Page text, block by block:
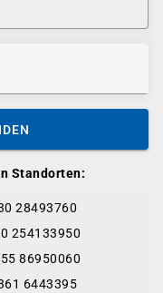
Standorten:
28493760
254133950
86950060
6443395